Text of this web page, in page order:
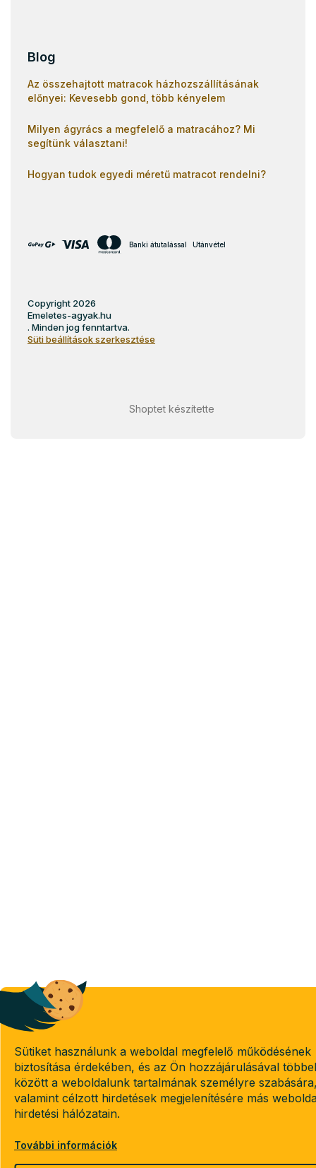
Sütiket használunk a weboldal megfelelő működésének
biztosítása érdekében, és az Ön hozzájárulásával
között a weboldalunk tartalmának személyre
valamint célzott hirdetések megjelenítésére más
hirdetési hálózatain.
További információk
Blog
Az összehajtott matracok házhozszállításának
előnyei: Kevesebb gond, több kényelem
Milyen ágyrács a megfelelő a matracához? Mi
segítünk választani!
Hogyan tudok egyedi méretű matracot rendelni?
Banki átutalással Utánvétel
Shoptet készítette
Copyright 2026
Emeletes-agyak.hu
. Minden jog fenntartva.
Süti beállítások szerkesztése